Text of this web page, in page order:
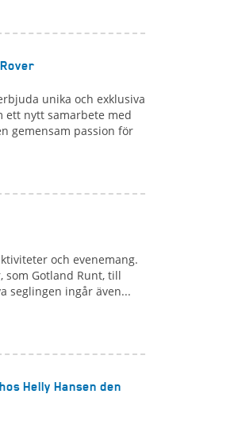
unika och exklusiva
ett nytt samarbete med
gemensam passion för
och evenemang.
som Gotland Runt, till
seglingen ingår även...
Helly Hansen den